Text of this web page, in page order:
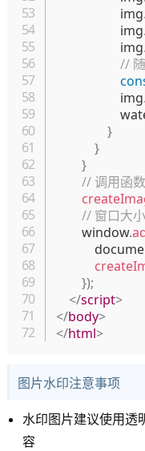
                    img
.
                    img
.
                    img
.
//
                    img
.
}
}
}
// 调用函
// 窗口大
        window
.
});
</script>
</body>
</html>
图片水印注意事项
水印图片建议使用透
容